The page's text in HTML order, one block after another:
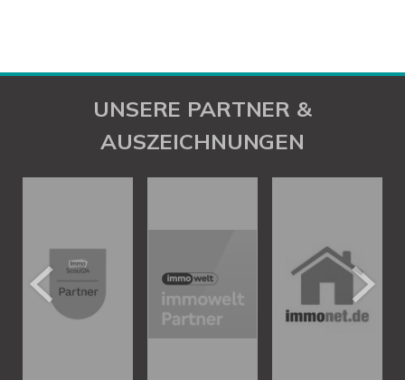
UNSERE PARTNER &
AUSZEICHNUNGEN